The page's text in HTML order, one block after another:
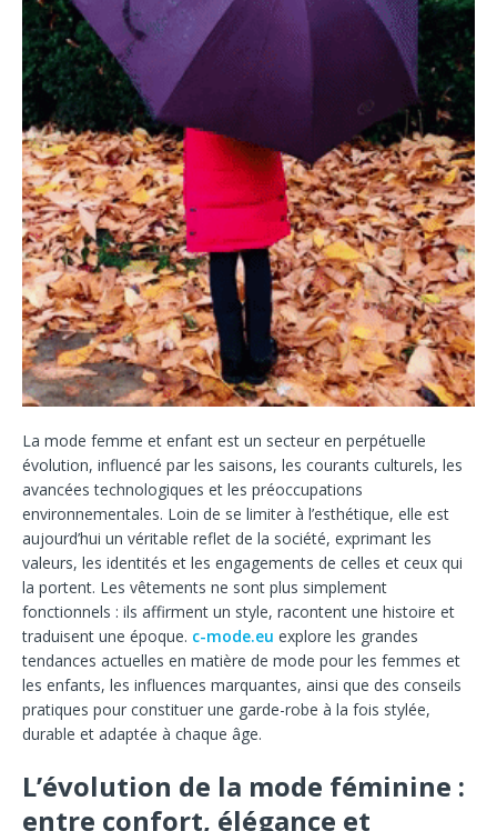
La mode femme et enfant est un secteur en perpétuelle
évolution, influencé par les saisons, les courants culturels, les
avancées technologiques et les préoccupations
environnementales. Loin de se limiter à l’esthétique, elle est
aujourd’hui un véritable reflet de la société, exprimant les
valeurs, les identités et les engagements de celles et ceux qui
la portent. Les vêtements ne sont plus simplement
fonctionnels : ils affirment un style, racontent une histoire et
traduisent une époque. c-mode.eu explore les grandes
tendances actuelles en matière de mode pour les femmes et
les enfants, les influences marquantes, ainsi que des conseils
pratiques pour constituer une garde-robe à la fois stylée,
durable et adaptée à chaque âge.
L’évolution de la mode féminine :
entre confort, élégance et